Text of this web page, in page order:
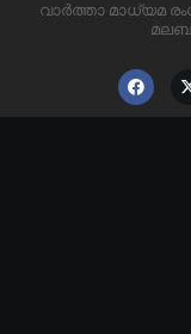
വാർത്താ മാധ്യമ